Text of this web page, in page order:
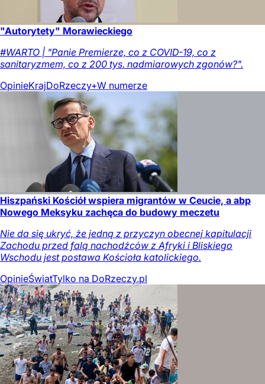
"Autorytety" Morawieckiego
#WARTO | "Panie Premierze, co z COVID-19, co z
sanitaryzmem, co z 200 tys. nadmiarowych zgonów?".
OpinieKrajDoRzeczy+W numerze
Hiszpański Kościół wspiera migrantów w Ceucie, a abp
Nowego Meksyku zachęca do budowy meczetu
Nie da się ukryć, że jedną z przyczyn obecnej kapitulacji
Zachodu przed falą nachodźców z Afryki i Bliskiego
Wschodu jest postawa Kościoła katolickiego.
OpinieŚwiatTylko na DoRzeczy.pl